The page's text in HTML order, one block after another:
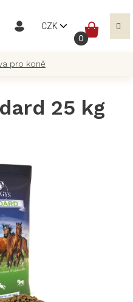
CZK
pro koně
25 kg